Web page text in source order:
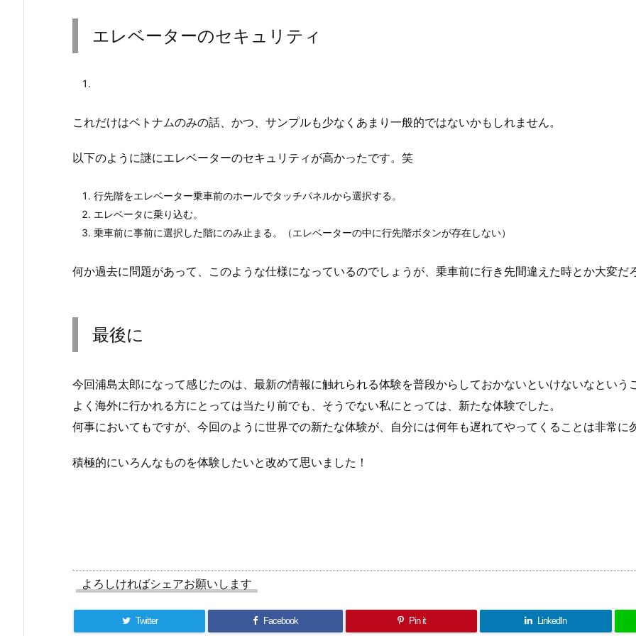
エレベーターのセキュリティ
これだけはベトナムのみの話、かつ、サンプルも少なくあまり一般的ではないかもしれません。
以下のように謎にエレベーターのセキュリティが高かったです。笑
行先階をエレベーター乗車前のホールでタッチパネルから選択する。
エレベータに乗り込む。
乗車前に事前に選択した階にのみ止まる。（エレベーターの中に行先階ボタンが存在しない）
何か過去に問題があって、このような仕様になっているのでしょうが、乗車前に行き先間違えた時とか大変だ
最後に
今回浦島太郎になって感じたのは、最新の情報に触れられる体験を普段からしておかないといけないなという
よく海外に行かれる方にとっては当たり前でも、そうでない私にとっては、新たな体験でした。
何事においてもですが、今回のように世界での新たな体験が、自分には何年も遅れてやってくることは非常に
積極的にいろんなものを体験したいと改めて思いました！
よろしければシェアお願いします
Twitter Facebook Pin it LinkedIn